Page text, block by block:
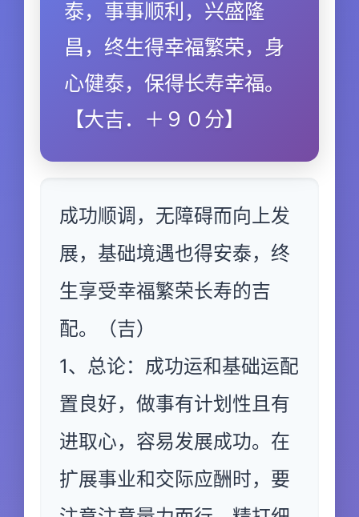
泰，事事顺利，兴盛隆
昌，终生得幸福繁荣，身
心健泰，保得长寿幸福。
【大吉．＋９０分】
成功顺调，无障碍而向上发
展，基础境遇也得安泰，终
生享受幸福繁荣长寿的吉
配。（吉）
1、总论：成功运和基础运配
置良好，做事有计划性且有
进取心，容易发展成功。在
扩展事业和交际应酬时，要